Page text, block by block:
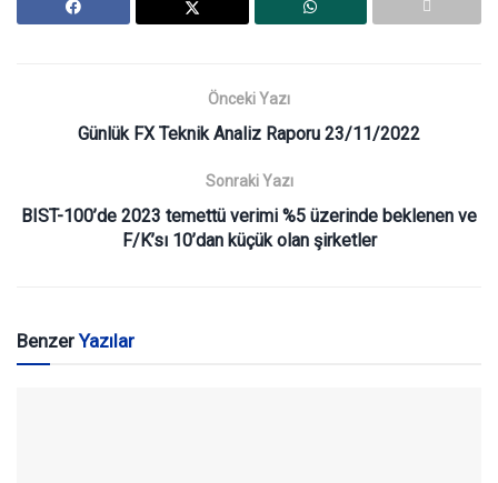
Önceki Yazı
Günlük FX Teknik Analiz Raporu 23/11/2022
Sonraki Yazı
BIST-100’de 2023 temettü verimi %5 üzerinde beklenen ve
F/K’sı 10’dan küçük olan şirketler
BenzerYazılar